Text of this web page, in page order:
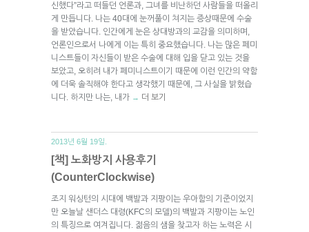
신했다”라고 떠들던 언론과, 그녀를 비난하던 사람들을 떠올리
게 만듭니다. 나는 40대에 눈꺼풀이 쳐지는 증상때문에 수술
을 받았습니다. 인간에게 눈은 상대방과의 교감을 의미하며,
언론인으로서 나에게 이는 특히 중요했습니다. 나는 많은 페미
니스트들이 자신들이 받은 수술에 대해 입을 닫고 있는 것을
보았고, 오히려 내가 페미니스트이기 때문에 이런 인간의 약함
에 더욱 솔직해야 한다고 생각했기 때문에, 그 사실을 밝혔습
니다. 하지만 나는, 내가 → 더 보기
2013년 6월 19일.
[책] 노화방지 사용후기
(CounterClockwise)
조지 워싱턴의 시대에 백발과 지팡이는 우아함의 기준이었지
만 오늘날 샌더스 대령(KFC의 모델)의 백발과 지팡이는 노인
의 특징으로 여겨집니다. 젊음의 샘을 찾고자 하는 노력은 시